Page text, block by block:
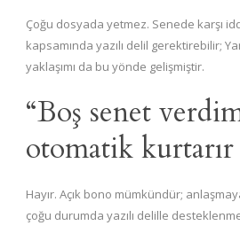
Çoğu dosyada yetmez. Senede karşı
kapsamında yazılı delil gerektirebilir;
yaklaşımı da bu yönde gelişmiştir.
“Boş senet
otomatik kurtarır
Hayır. Açık bono mümkündür;
çoğu durumda yazılı delille